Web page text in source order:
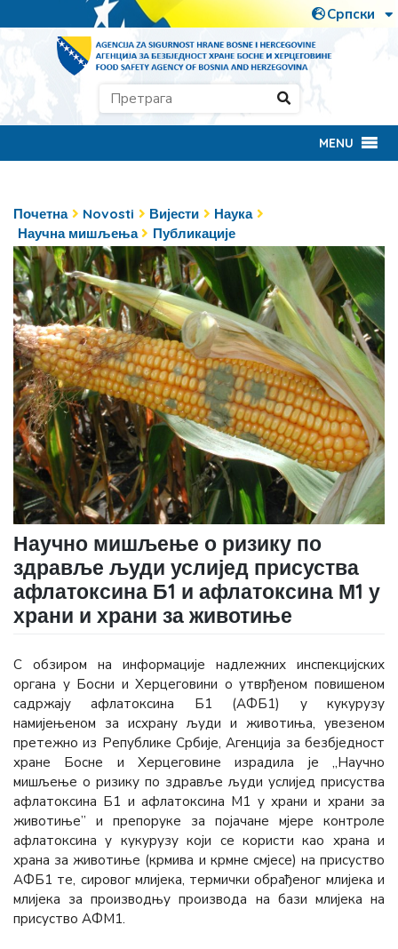
MENU
Почетна Novosti Вијести
Наука
Научна мишљења
Публикације
Научно мишљење о ризику по
здравље људи услијед присуства
афлатоксина Б1 и афлатоксина М1 у
храни и храни за животиње
С обзиром на информације надлежних инспекцијских
органа у Босни и Херцеговини о утврђеном повишеном
садржају афлатоксина Б1 (АФБ1) у кукурузу
намијењеном за исхрану људи и животиња, увезеном
претежно из Републике Србије, Агенција за безбједност
хране Босне и Херцеговине израдила је „Научно
мишљење о ризику по здравље људи услијед присуства
афлатоксина Б1 и афлатоксина М1 у храни и храни за
животиње” и препоруке за појачане мјере контроле
афлатоксина у кукурузу који се користи као храна и
храна за животиње (крмива и крмне смјесе) на присуство
АФБ1 те, сировог млијека, термички обрађеног млијека и
млијека за производњу производа на бази млијека на
присуство АФМ1.